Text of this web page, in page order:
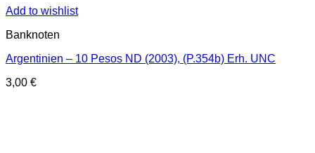
Add to wishlist
Banknoten
Argentinien – 10 Pesos ND (2003), (P.354b) Erh. UNC
3,00 €